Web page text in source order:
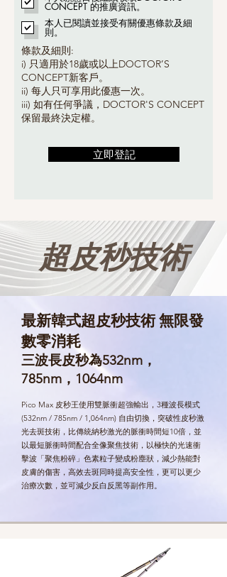
CONCEPT 的推廣資訊。
本人已閱讀並接受有關優惠條款及細
則。
條款及細則:
i) 只適用於18歲或以上DOCTOR’S
CONCEPT新客戶。
ii) 每人只可享用此優惠一次。
iii) 如有任何爭議，DOCTOR'S CONCEPT
保留最終決定權。
立即登記
超皮秒技術
最新韓式超皮秒技術 無限發
數零消耗
三波長皮秒為532nm，
785nm，1064nm
Pico Max 皮秒王使用雙脈衝超強輸出，3種波長模式
(532nm / 785nm / 1,064nm) 自由切換，突破性皮秒激
光去斑技術，比傳統納秒激光的脈衝時間短10倍，並
以最短脈衝時間配合全像聚焦技術，以極快的光速衝
擊波「聚焦粉碎」色素粒子變成粉塵狀，減少熱能對
皮膚的傷害，高效去斑同時提高安全性，更可以更少
治療次數，並可減少反白反黑等副作用。